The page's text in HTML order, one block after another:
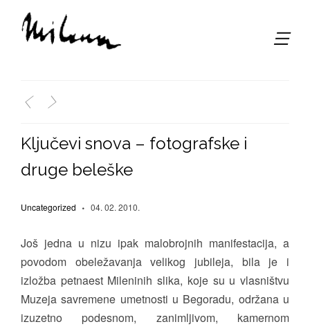
,
< >
Ključevi snova – fotografske i
druge beleške
Uncategorized 04. 02. 2010.
Još jedna u nizu ipak malobrojnih manifestacija, a
povodom obeležavanja velikog jubileja, bila je i
izložba petnaest Mileninih slika, koje su u vlasništvu
Muzeja savremene umetnosti u Begoradu, održana u
izuzetno podesnom, zanimljivom, kamernom